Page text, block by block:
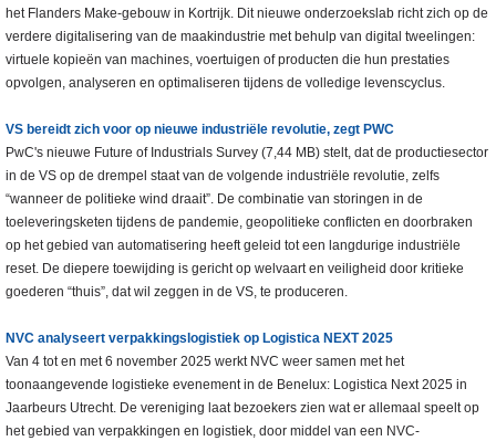
het Flanders Make-gebouw in Kortrijk. Dit nieuwe onderzoekslab richt zich op de
verdere digitalisering van de maakindustrie met behulp van digital tweelingen:
virtuele kopieën van machines, voertuigen of producten die hun prestaties
opvolgen, analyseren en optimaliseren tijdens de volledige levenscyclus.
VS bereidt zich voor op nieuwe industriële revolutie, zegt PWC
PwC's nieuwe Future of Industrials Survey (7,44 MB) stelt, dat de productiesector
in de VS op de drempel staat van de volgende industriële revolutie, zelfs
“wanneer de politieke wind draait”. De combinatie van storingen in de
toeleveringsketen tijdens de pandemie, geopolitieke conflicten en doorbraken
op het gebied van automatisering heeft geleid tot een langdurige industriële
reset. De diepere toewijding is gericht op welvaart en veiligheid door kritieke
goederen “thuis”, dat wil zeggen in de VS, te produceren.
NVC analyseert verpakkingslogistiek op Logistica NEXT 2025
Van 4 tot en met 6 november 2025 werkt NVC weer samen met het
toonaangevende logistieke evenement in de Benelux: Logistica Next 2025 in
Jaarbeurs Utrecht. De vereniging laat bezoekers zien wat er allemaal speelt op
het gebied van verpakkingen en logistiek, door middel van een NVC-